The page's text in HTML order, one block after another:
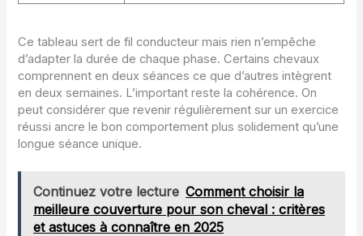
Ce tableau sert de fil conducteur mais rien n’empêche
d’adapter la durée de chaque phase. Certains chevaux
comprennent en deux séances ce que d’autres intègrent
en deux semaines. L’important reste la cohérence. On
peut considérer que revenir régulièrement sur un exercice
réussi ancre le bon comportement plus solidement qu’une
longue séance unique.
Continuez votre lecture Comment choisir la
meilleure couverture pour son cheval : critères
et astuces à connaître en 2025